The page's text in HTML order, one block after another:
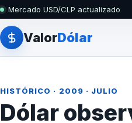
Mercado USD/CLP actualizado
ValorDólar
HISTÓRICO · 2009 · JULIO
Dólar